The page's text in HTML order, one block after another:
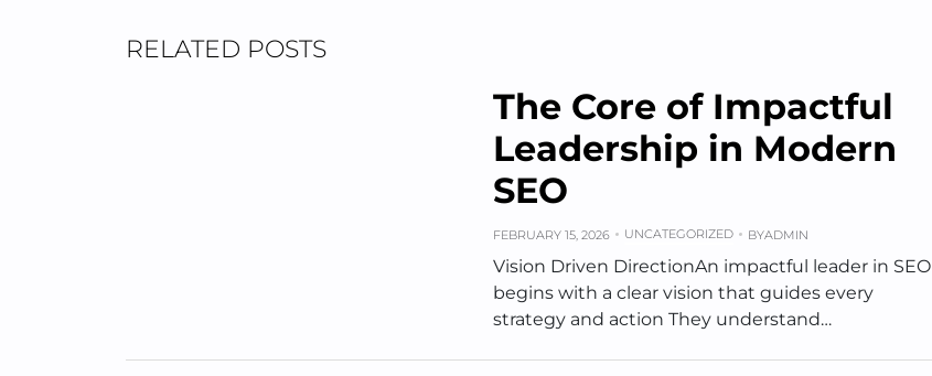
RELATED POSTS
The Core of Impactful
Leadership in Modern
SEO
FEBRUARY 15, 2026 UNCATEGORIZED BYADMIN
Vision Driven DirectionAn impactful leader in SEO
begins with a clear vision that guides every
strategy and action They understand…